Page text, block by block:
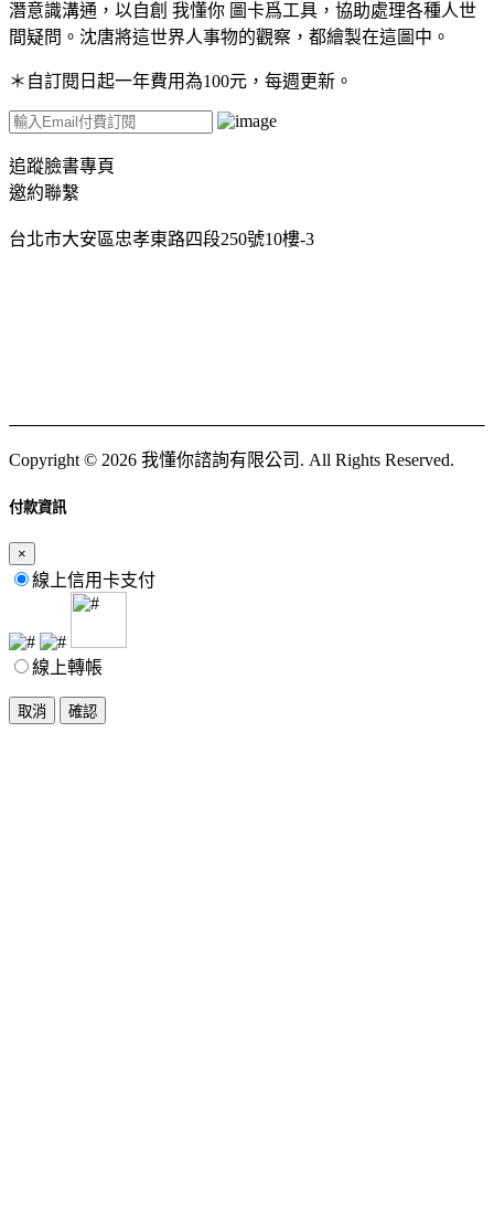
潛意識溝通，以自創 我懂你 圖卡爲工具，協助處理各種人世
間疑問。沈唐將這世界人事物的觀察，都繪製在這圖中。
＊自訂閱日起一年費用為100元，每週更新。
追蹤臉書專頁
邀約聯繫
台北市大安區忠孝東路四段250號10樓-3
Copyright © 2026 我懂你諮詢有限公司. All Rights Reserved.
付款資訊
×
線上信用卡支付
線上轉帳
取消 確認